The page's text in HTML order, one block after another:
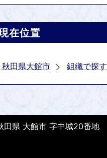
在位置
田県大館市 組織で探す
県 大館市 字中城20番地